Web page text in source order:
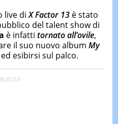
OGGI
LE
DI
live diX Factor 13è stato
del talent show di
è infatti tornato all’ovile,
il suo nuovo album My
ed esibirsi sul palco.